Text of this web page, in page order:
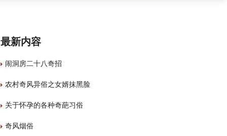
最新内容
闹洞房二十八奇招
农村奇风异俗之女婿抹黑脸
关于怀孕的各种奇葩习俗
奇风烟俗